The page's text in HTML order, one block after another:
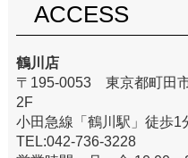
ACCESS
鶴川店
〒195-0053 東京都町田
2F
小田急線「鶴川駅」徒歩
TEL:042-736-3228